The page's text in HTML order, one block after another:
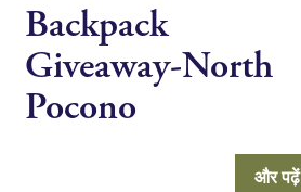
Backpack
Giveaway-North
Pocono
और पढ़ें